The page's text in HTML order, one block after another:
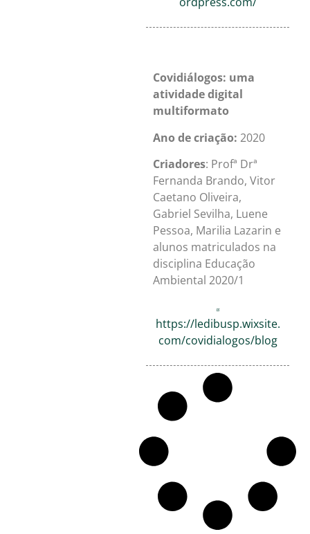
Covidiálogos: uma
atividade digital
multiformato
Ano de criação:2020
Criadores: Profª Drª
Fernanda Brando, Vitor
Caetano Oliveira,
Gabriel Sevilha, Luene
Pessoa, Marilia Lazarin e
alunos matriculados na
disciplina Educação
Ambiental 2020/1
https://ledibusp.wixsite.
com/covidialogos/blog